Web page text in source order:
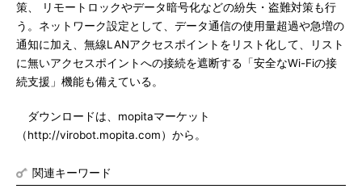
策、 リモートロックやデータ暗号化などの紛失・盗難対策も行
う。ネットワーク設定として、データ通信の使用量超過や急増の
通知に加え、無線LANアクセスポイントをリスト化して、リスト
に無いアクセスポイントへの接続を遮断する「安全なWi-Fiの接
続支援」機能も備えている。
ダウンロードは、mopitaマーケット
（http://virobot.mopita.com）から。
関連キーワード